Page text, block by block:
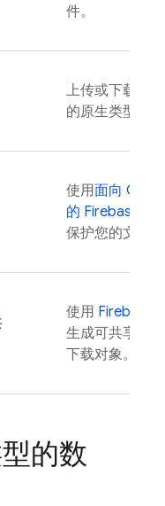
件。
上传或下载为
的原生类型。
使用面向
的 Firebase
保护您的文件。
使用 Firebase
生成可共享的
下载对象。
的数